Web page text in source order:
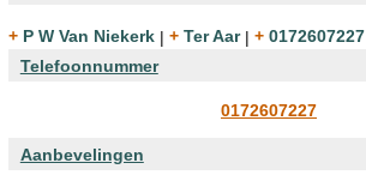
+ P W Van Niekerk | + Ter Aar|
+ 0172607227
Telefoonnummer
0172607227
Aanbevelingen